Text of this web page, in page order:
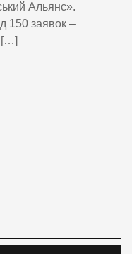
Альянс».
150 заявок –
[…]